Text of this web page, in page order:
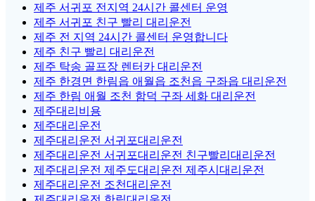
제주 서귀포 전지역 24시간 콜센터 운영
제주 서귀포 친구 빨리 대리운전
제주 전 지역 24시간 콜센터 운영합니다
제주 친구 빨리 대리운전
제주 탁송 골프장 렌터카 대리운전
제주 한경면 한림읍 애월읍 조천읍 구좌읍 대리운전
제주 한림 애월 조천 함덕 구좌 세화 대리운전
제주대리비용
제주대리운전
제주대리운전 서귀포대리운전
제주대리운전 서귀포대리운전 친구빨리대리운전
제주대리운전 제주도대리운전 제주시대리운전
제주대리운전 조천대리운전